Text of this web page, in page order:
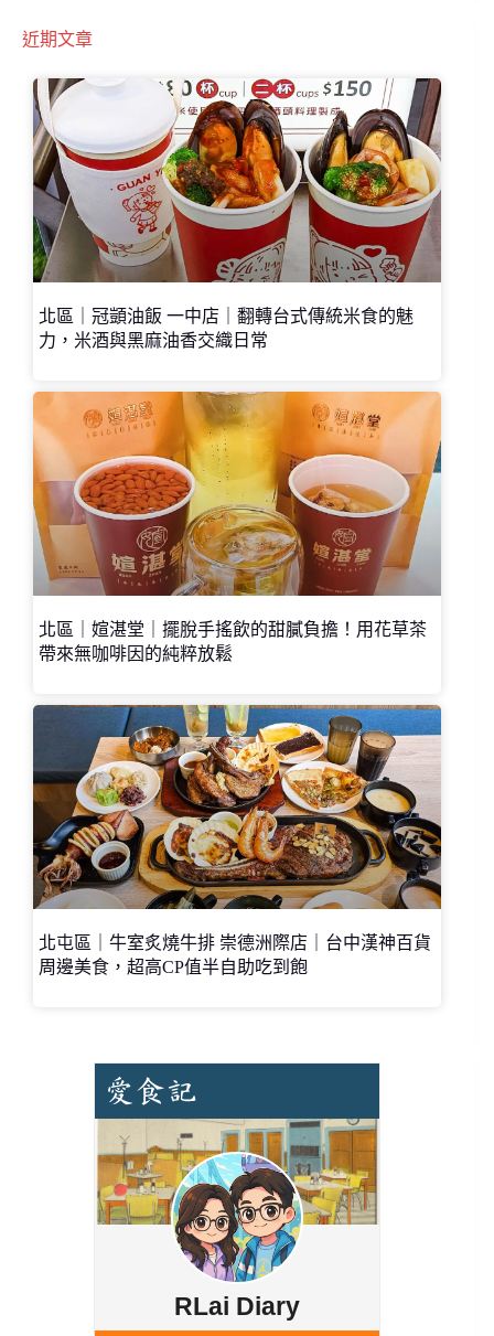
近期文章
北區｜冠顗油飯 一中店｜翻轉台式傳統米食的魅
力，米酒與黑麻油香交織日常
北區｜媗湛堂｜擺脫手搖飲的甜膩負擔！用花草茶
帶來無咖啡因的純粹放鬆
北屯區｜牛室炙燒牛排 崇德洲際店｜台中漢神百貨
周邊美食，超高CP值半自助吃到飽